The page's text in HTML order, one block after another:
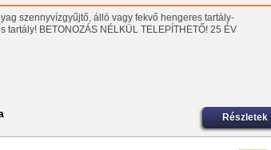
szennyvízgyűjtő, álló vagy fekvő hengeres tartály-
tartály! BETONOZÁS NÉLKÜL TELEPÍTHETŐ! 25 ÉV
Részletek